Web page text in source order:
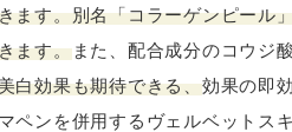
ます。別名「コラーゲンピール
ます。また、配合成分のコウジ
白効果も期待できる、効果の即
ペンを併用するヴェルベットス